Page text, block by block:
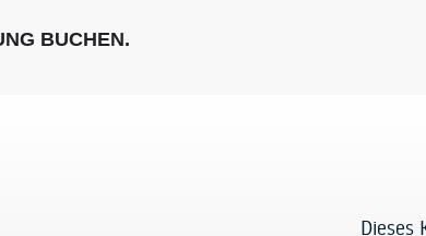
BUCHEN.
Dieses